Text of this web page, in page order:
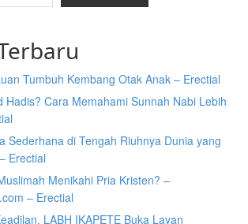
Tumbuh Kembang Otak Anak – Erectial
Hadis? Cara Memahami Sunnah Nabi Lebih
Sederhana di Tengah Riuhnya Dunia yang
Erectial
Menikahi Pria Kristen? –
– Erectial
LABH IKAPETE Buka Layan